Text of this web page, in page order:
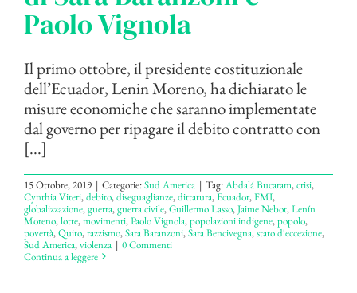
Paolo Vignola
Il primo ottobre, il presidente costituzionale
dell’Ecuador, Lenin Moreno, ha dichiarato le
misure economiche che saranno implementate
dal governo per ripagare il debito contratto con
[...]
15 Ottobre, 2019 | Categorie:Sud America | Tag:Abdalá Bucaram,crisi,
Cynthia Viteri,debito,diseguaglianze,dittatura,Ecuador,FMI,
globalizzazione,guerra,guerra civile,Guillermo Lasso,Jaime Nebot,Lenín
Moreno,lotte,movimenti,Paolo Vignola,popolazioni indigene,popolo,
povertà,Quito,razzismo,Sara Baranzoni,Sara Bencivegna,stato d'eccezione,
Sud America,violenza | 0 Commenti
Continua a leggere